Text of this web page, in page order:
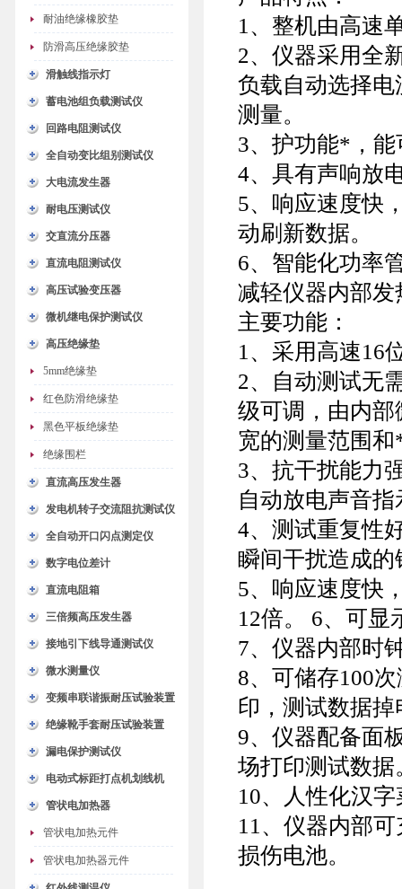
耐油绝缘橡胶垫
防滑高压绝缘胶垫
滑触线指示灯
蓄电池组负载测试仪
回路电阻测试仪
全自动变比组别测试仪
大电流发生器
耐电压测试仪
交直流分压器
直流电阻测试仪
高压试验变压器
微机继电保护测试仪
高压绝缘垫
5mm绝缘垫
红色防滑绝缘垫
黑色平板绝缘垫
绝缘围栏
直流高压发生器
发电机转子交流阻抗测试仪
全自动开口闪点测定仪
数字电位差计
直流电阻箱
三倍频高压发生器
接地引下线导通测试仪
微水测量仪
变频串联谐振耐压试验装置
绝缘靴手套耐压试验装置
漏电保护测试仪
电动式标距打点机划线机
管状电加热器
管状电加热元件
管状电加热器元件
1、整机由高速
2、仪器采用全
负载自动选择
测量。
3、护功能*，
4、具有声响放
5、响应速度快
动刷新数据。
6、智能化功率
减轻仪器内部
主要功能：
1、采用高速16
2、自动测试无
级可调，由内
宽的测量范围
3、抗干扰能力
自动放电声音
4、测试重复性
瞬间干扰造成
5、响应速度快
12倍。 6、可显
7、仪器内部时
8、可储存100
印，测试数据掉
9、仪器配备面
场打印测试数据
10、人性化汉
11、仪器内部
损伤电池。